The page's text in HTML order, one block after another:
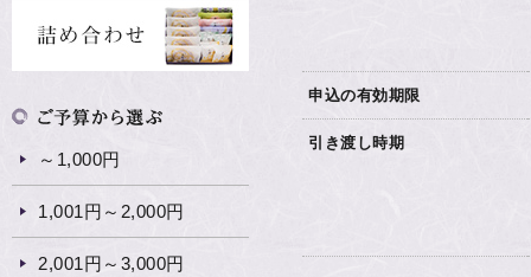
申込の有効期限
引き渡し時期
～1,000円
1,001円～2,000円
2,001円～3,000円